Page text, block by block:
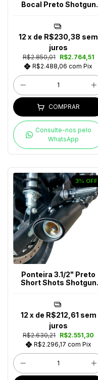
Bocal Preto Shotgun
R$2.850,01
R$2.764,51
R$2.488,06com Pix
12 x de R$230,38 sem
juros
COMPRAR
Consulte-nos pelo
WhatsApp
3% OFF
Ponteira 3.1/2" Preto
Short Shots Shotgun
R$2.630,21 R$2.551,30
R$2.296,17 com Pix
12 x de R$212,61 sem
juros